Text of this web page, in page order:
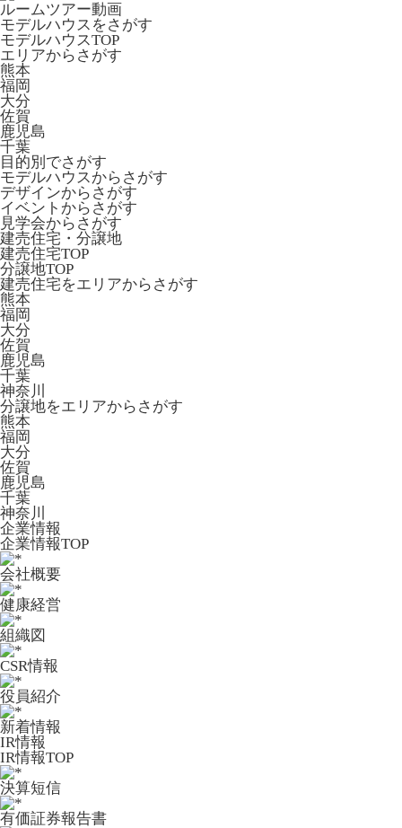
ルームツアー動画
モデルハウスをさがす
モデルハウスTOP
エリアからさがす
熊本
福岡
大分
佐賀
鹿児島
千葉
目的別でさがす
モデルハウスからさがす
デザインからさがす
イベントからさがす
見学会からさがす
建売住宅・分譲地
建売住宅TOP
分譲地TOP
建売住宅をエリアからさがす
熊本
福岡
大分
佐賀
鹿児島
千葉
神奈川
分譲地をエリアからさがす
熊本
福岡
大分
佐賀
鹿児島
千葉
神奈川
企業情報
企業情報TOP
会社概要
健康経営
組織図
CSR情報
役員紹介
新着情報
IR情報
IR情報TOP
決算短信
有価証券報告書